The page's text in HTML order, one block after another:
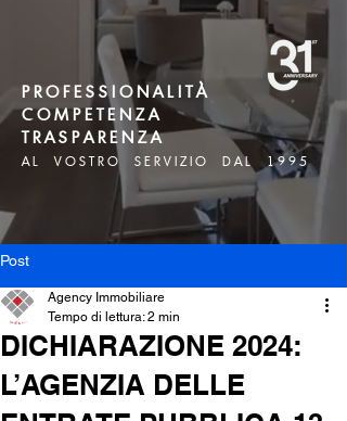
Post
DICHIARAZIONE 2024:
L’AGENZIA DELLE
Agency Immobiliare
Tempo di lettura: 2 min
P R O F E S S I O N A L I T À
C O M P E T E N Z A
T R A S P A R E N Z A
A L V O S T R O S E R V I Z I O D A L 1 9 9 5